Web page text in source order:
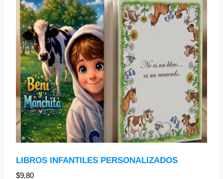
LIBROS INFANTILES PERSONALIZADOS
$9,80